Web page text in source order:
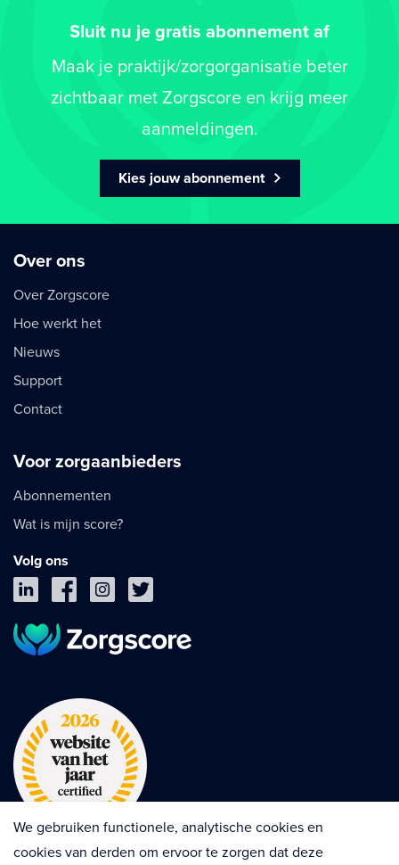
Sluit nu je gratis abonnement af
Maak je praktijk/zorgorganisatie beter
zichtbaar met Zorgscore en krijg meer
aanmeldingen.
Kies jouw abonnement
Over ons
Over Zorgscore
Hoe werkt het
Nieuws
Support
Contact
Voor zorgaanbieders
Abonnementen
Wat is mijn score?
Volg ons
We gebruiken functionele, analytische cookies en
cookies van derden om ervoor te zorgen dat deze